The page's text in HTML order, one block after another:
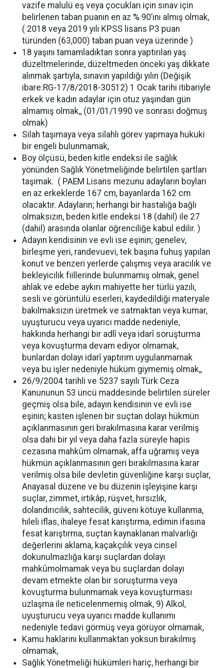
vazife malulü eş veya çocukları için sınav için
belirlenen taban puanın en az % 90’ını almış olmak,
( 2018 veya 2019 yılı KPSS lisans P3 puan
türünden (63,000) taban puan veya üzerinde )
18 yaşını tamamladıktan sonra yaptırılan yaş
düzeltmelerinde, düzeltmeden önceki yaş dikkate
alınmak şartıyla, sınavın yapıldığı yılın (Değişik
ibare:RG-17/8/2018-30512) 1 Ocak tarihi itibariyle
erkek ve kadın adaylar için otuz yaşından gün
almamış olmak,, (01/01/1990 ve sonrası doğmuş
olmak)
Silah taşımaya veya silahlı görev yapmaya hukuki
bir engeli bulunmamak,
Boy ölçüsü, beden kitle endeksi ile sağlık
yönünden Sağlık Yönetmeliğinde belirtilen şartları
taşımak. ( PAEM Lisans mezunu adayların boyları
en az erkeklerde 167 cm, bayanlarda 162 cm
olacaktır. Adayların; herhangi bir hastalığa bağlı
olmaksızın, beden kitle endeksi 18 (dahil) ile 27
(dahil) arasında olanlar öğrenciliğe kabul edilir. )
Adayın kendisinin ve evli ise eşinin; genelev,
birleşme yeri, randevuevi, tek başına fuhuş yapılan
konut ve benzeri yerlerde çalışmış veya aracılık ve
bekleyicilik fiillerinde bulunmamış olmak, genel
ahlak ve edebe aykırı mahiyette her türlü yazılı,
sesli ve görüntülü eserleri, kaydedildiği materyale
bakılmaksızın üretmek ve satmaktan veya kumar,
uyuşturucu veya uyarıcı madde nedeniyle,
hakkında herhangi bir adlî veya idarî soruşturma
veya kovuşturma devam ediyor olmamak,
bunlardan dolayı idarî yaptırım uygulanmamak
veya bu işler nedeniyle hüküm giymemiş olmak,,
26/9/2004 tarihli ve 5237 sayılı Türk Ceza
Kanununun 53 üncü maddesinde belirtilen süreler
geçmiş olsa bile, adayın kendisinin ve evli ise
eşinin; kasten işlenen bir suçtan dolayı hükmün
açıklanmasının geri bırakılmasına karar verilmiş
olsa dahi bir yıl veya daha fazla süreyle hapis
cezasına mahkûm olmamak, affa uğramış veya
hükmün açıklanmasının geri bırakılmasına karar
verilmiş olsa bile devletin güvenliğine karşı suçlar,
Anayasal düzene ve bu düzenin işleyişine karşı
suçlar, zimmet, irtikâp, rüşvet, hırsızlık,
dolandırıcılık, sahtecilik, güveni kötüye kullanma,
hileli iflas, ihaleye fesat karıştırma, edimin ifasına
fesat karıştırma, suçtan kaynaklanan malvarlığı
değerlerini aklama, kaçakçılık veya cinsel
dokunulmazlığa karşı suçlardan dolayı
mahkûmolmamak veya bu suçlardan dolayı
devam etmekte olan bir soruşturma veya
kovuşturma bulunmamak veya kovuşturması
uzlaşma ile neticelenmemiş olmak, 9) Alkol,
uyuşturucu veya uyarıcı madde kullanımı
nedeniyle tedavi görmüş veya görüyor olmamak,
Kamu haklarını kullanmaktan yoksun bırakılmış
olmamak,
Sağlık Yönetmeliği hükümleri hariç, herhangi bir